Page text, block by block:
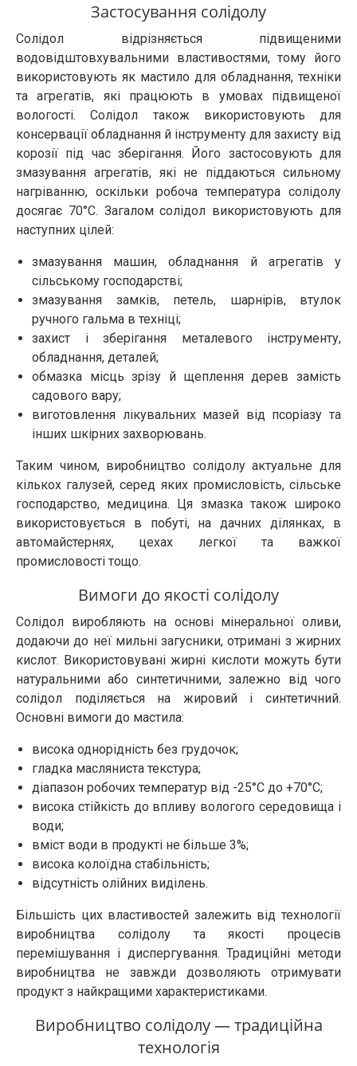
Застосування солідолу
Солідол відрізняється підвищеними
водовідштовхувальними властивостями, тому його
використовують як мастило для обладнання, техніки
та агрегатів, які працюють в умовах підвищеної
вологості. Солідол також використовують для
консервації обладнання й інструменту для захисту від
корозії під час зберігання. Його застосовують для
змазування агрегатів, які не піддаються сильному
нагріванню, оскільки робоча температура солідолу
досягає 70°C. Загалом солідол використовують для
наступних цілей:
змазування машин, обладнання й агрегатів у
сільському господарстві;
змазування замків, петель, шарнірів, втулок
ручного гальма в техніці;
захист і зберігання металевого інструменту,
обладнання, деталей;
обмазка місць зрізу й щеплення дерев замість
садового вару;
виготовлення лікувальних мазей від псоріазу та
інших шкірних захворювань.
Таким чином, виробництво солідолу актуальне для
кількох галузей, серед яких промисловість, сільське
господарство, медицина. Ця змазка також широко
використовується в побуті, на дачних ділянках, в
автомайстернях, цехах легкої та важкої
промисловості тощо.
Вимоги до якості солідолу
Солідол виробляють на основі мінеральної оливи,
додаючи до неї мильні загусники, отримані з жирних
кислот. Використовувані жирні кислоти можуть бути
натуральними або синтетичними, залежно від чого
солідол поділяється на жировий і синтетичний.
Основні вимоги до мастила:
висока однорідність без грудочок;
гладка масляниста текстура;
діапазон робочих температур від -25°C до +70°C;
висока стійкість до впливу вологого середовища і
води;
вміст води в продукті не більше 3%;
висока колоїдна стабільність;
відсутність олійних виділень.
Більшість цих властивостей залежить від технології
виробництва солідолу та якості процесів
перемішування і диспергування. Традиційні методи
виробництва не завжди дозволяють отримувати
продукт з найкращими характеристиками.
Виробництво солідолу — традиційна
технологія